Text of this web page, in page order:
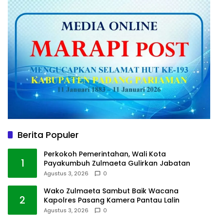
Berita Populer
1
Perkokoh Pemerintahan, Wali Kota
Payakumbuh Zulmaeta Gulirkan Jabatan
Agustus 3, 2026 0
2
Wako Zulmaeta Sambut Baik Wacana
Kapolres Pasang Kamera Pantau Lalin
Agustus 3, 2026 0